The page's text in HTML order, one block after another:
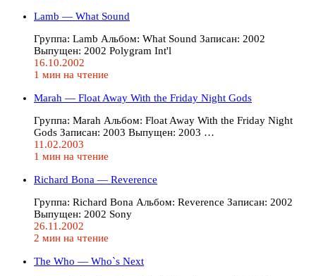
Lamb — What Sound
Группа: Lamb Альбом: What Sound Записан: 2002
Выпущен: 2002 Polygram Int'l
16.10.2002
1 мин на чтение
Marah — Float Away With the Friday Night Gods
Группа: Marah Альбом: Float Away With the Friday Night
Gods Записан: 2003 Выпущен: 2003 …
11.02.2003
1 мин на чтение
Richard Bona — Reverence
Группа: Richard Bona Альбом: Reverence Записан: 2002
Выпущен: 2002 Sony
26.11.2002
2 мин на чтение
The Who — Who`s Next